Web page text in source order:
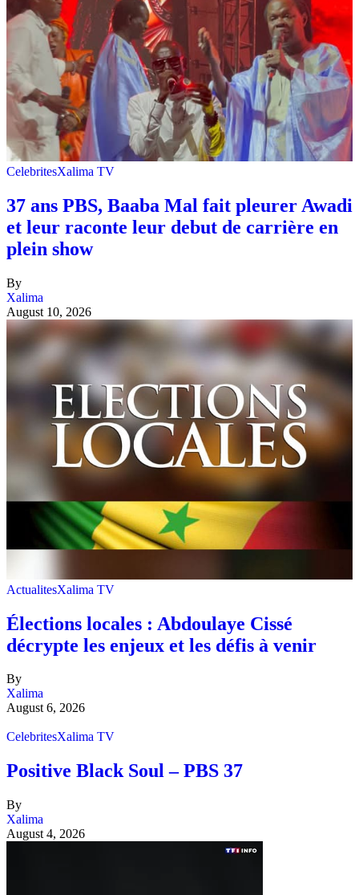
CelebritesXalima TV
37 ans PBS, Baaba Mal fait pleurer Awadi
et leur raconte leur debut de carrière en
plein show
By
Xalima
August 10, 2026
ActualitesXalima TV
Élections locales : Abdoulaye Cissé
décrypte les enjeux et les défis à venir
By
Xalima
August 6, 2026
CelebritesXalima TV
Positive Black Soul – PBS 37
By
Xalima
August 4, 2026